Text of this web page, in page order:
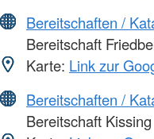
Bereitschaften /
Bereitschaft
Karte: Link zur
Bereitschaften /
Bereitschaft Kissing